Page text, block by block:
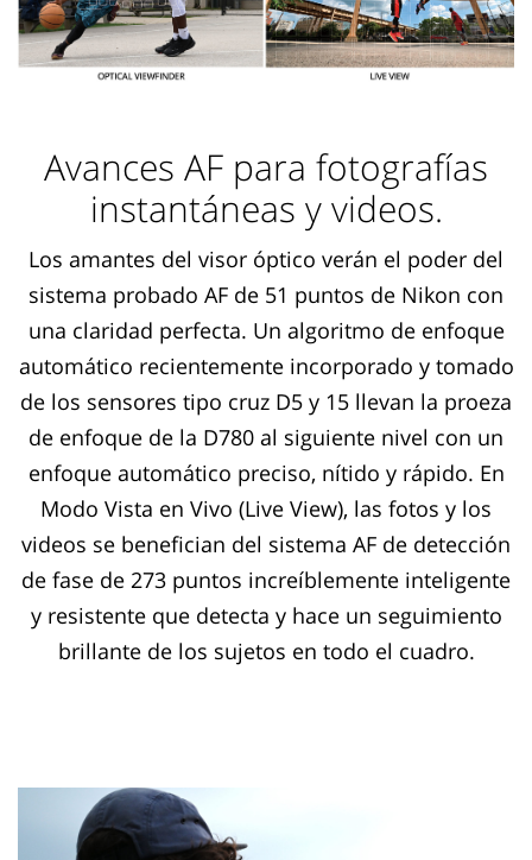
Avances AF para fotografías
instantáneas y videos.
Los amantes del visor óptico verán el poder del
sistema probado AF de 51 puntos de Nikon con
una claridad perfecta. Un algoritmo de enfoque
automático recientemente incorporado y tomado
de los sensores tipo cruz D5 y 15 llevan la proeza
de enfoque de la D780 al siguiente nivel con un
enfoque automático preciso, nítido y rápido. En
Modo Vista en Vivo (Live View), las fotos y los
videos se benefician del sistema AF de detección
de fase de 273 puntos increíblemente inteligente
y resistente que detecta y hace un seguimiento
brillante de los sujetos en todo el cuadro.